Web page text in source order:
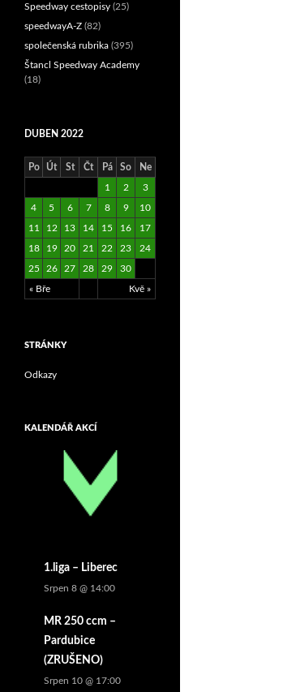
Speedway cestopisy (25)
speedwayA-Z (82)
společenská rubrika (395)
Štancl Speedway Academy
(18)
DUBEN 2022
Po Út St Čt Pá So Ne
« Bře Kvě »
1 2 3
4 5 6 7 8 9 10
11 12 13 14 15 16 17
18 19 20 21 22 23 24
25 26 27 28 29 30
STRÁNKY
Odkazy
KALENDÁŘ AKCÍ
1.liga – Liberec
Srpen 8 @ 14:00
MR 250 ccm –
Pardubice
(ZRUŠENO)
Srpen 10 @ 17:00